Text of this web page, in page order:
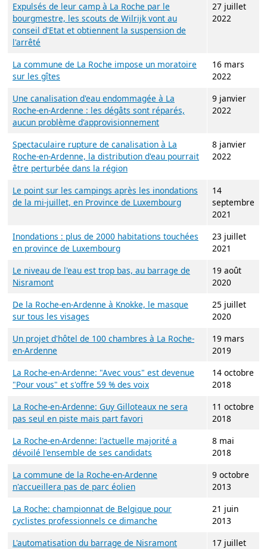
Expulsés de leur camp à La Roche par le
bourgmestre, les scouts de Wilrijk vont au
conseil d'Etat et obtiennent la suspension de
l'arrêté
27 juillet
2022
La commune de La Roche impose un moratoire
sur les gîtes
16 mars
2022
Une canalisation d'eau endommagée à La
Roche-en-Ardenne : les dégâts sont réparés,
aucun problème d'approvisionnement
9 janvier
2022
Spectaculaire rupture de canalisation à La
Roche-en-Ardenne, la distribution d'eau pourrait
être perturbée dans la région
8 janvier
2022
Le point sur les campings après les inondations
de la mi-juillet, en Province de Luxembourg
14
septembre
2021
Inondations : plus de 2000 habitations touchées
en province de Luxembourg
23 juillet
2021
Le niveau de l'eau est trop bas, au barrage de
Nisramont
19 août
2020
De la Roche-en-Ardenne à Knokke, le masque
sur tous les visages
25 juillet
2020
Un projet d'hôtel de 100 chambres à La Roche-
en-Ardenne
19 mars
2019
La Roche-en-Ardenne: "Avec vous" est devenue
"Pour vous" et s'offre 59 % des voix
14 octobre
2018
La Roche-en-Ardenne: Guy Gilloteaux ne sera
pas seul en piste mais part favori
11 octobre
2018
La Roche-en-Ardenne: l'actuelle majorité a
dévoilé l'ensemble de ses candidats
8 mai
2018
La commune de la Roche-en-Ardenne
n'accueillera pas de parc éolien
9 octobre
2013
La Roche: championnat de Belgique pour
cyclistes professionnels ce dimanche
21 juin
2013
L'automatisation du barrage de Nisramont
17 juillet